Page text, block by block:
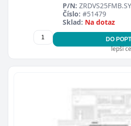
P/N:
Číslo: #51479
Sklad: Na dotaz
DO
lepší